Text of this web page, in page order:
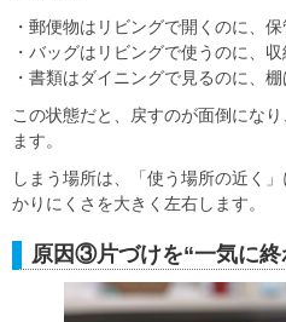
・郵便物はリビングで開くのに、
・バッグはリビングで使うのに、
・書類はダイニングで見るのに、
この状態だと、戻すのが面倒にな
ます。
しまう場所は、「使う場所の近く
かりにくさを大きく左右します。
原因③片づけを“一気に